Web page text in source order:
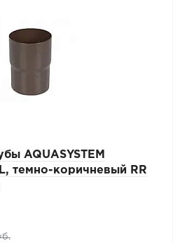
AQUASYSTEM
темно-коричневый RR